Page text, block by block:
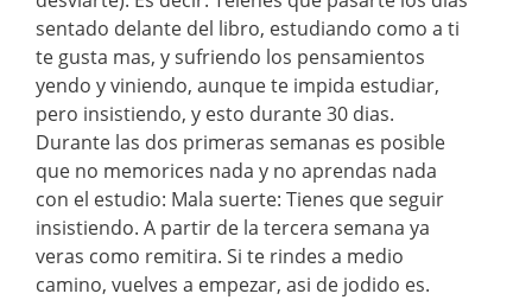
sentado delante del libro, estudiando como a ti
te gusta mas, y sufriendo los pensamientos
yendo y viniendo, aunque te impida estudiar,
pero insistiendo, y esto durante 30 dias.
Durante las dos primeras semanas es posible
que no memorices nada y no aprendas nada
con el estudio: Mala suerte: Tienes que seguir
insistiendo. A partir de la tercera semana ya
veras como remitira. Si te rindes a medio
camino, vuelves a empezar, asi de jodido es.